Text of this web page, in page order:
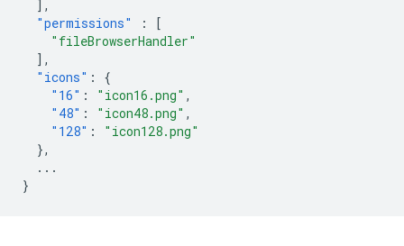
],
"permissions"
:
[
"fileBrowserHandler"
],
"icons" :
{
"16" : "icon16.png" ,
"48" : "icon48.png" ,
"128" :
"icon128.png"
},
...
}